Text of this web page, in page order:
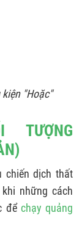
kiện "Hoặc"
TƯỢNG
chiến dịch thất
những cách
để chạy quảng